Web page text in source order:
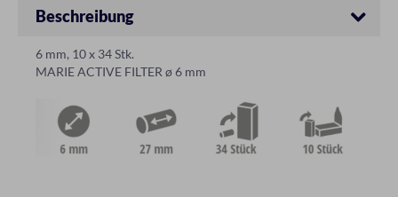
Beschreibung
6 mm, 10 x 34 Stk.
MARIE ACTIVE FILTER ø 6 mm